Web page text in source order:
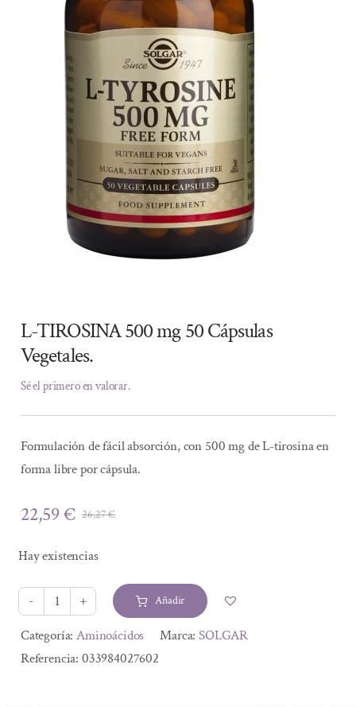
L-TIROSINA 500 mg 50 Cápsulas
Vegetales.
Sé el primero en valorar.
Formulación de fácil absorción, con 500 mg de L-tirosina en
forma libre por cápsula.
26,27€El
era:
26,27 €.
22,59€
El
es:
22,59 €.
Hay existencias
L-
TIROSINA
500
Añadir
Alternative:
Categoría:Aminoácidos Marca:SOLGAR
Referencia: 033984027602